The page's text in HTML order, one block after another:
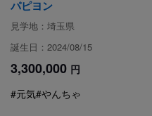
パピヨン
見学地：埼玉県
誕生日：2024/08/15
3,300,000 円
#元気#やんちゃ